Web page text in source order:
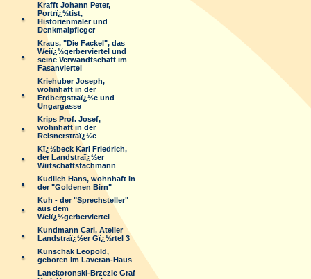
Krafft Johann Peter,
Portrï¿½tist,
Historienmaler und
Denkmalpfleger
Kraus, "Die Fackel", das
Weiï¿½gerberviertel und
seine Verwandtschaft im
Fasanviertel
Kriehuber Joseph,
wohnhaft in der
Erdbergstraï¿½e und
Ungargasse
Krips Prof. Josef,
wohnhaft in der
Reisnerstraï¿½e
Kï¿½beck Karl Friedrich,
der Landstraï¿½er
Wirtschaftsfachmann
Kudlich Hans, wohnhaft in
der "Goldenen Birn"
Kuh - der "Sprechsteller"
aus dem
Weiï¿½gerberviertel
Kundmann Carl, Atelier
Landstraï¿½er Gï¿½rtel 3
Kunschak Leopold,
geboren im Laveran-Haus
Lanckoronski-Brzezie Graf